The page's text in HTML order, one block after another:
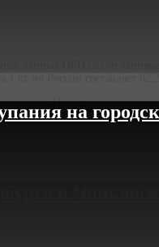
на
данных OFD.ru (он
кг по России составляет
крае. На пять регионов
в